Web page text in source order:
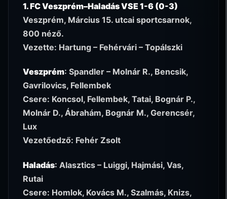
1. FC Veszprém–Haladás VSE 1-6 (0-3)
Veszprém, Március 15. utcai sportcsarnok,
800 néző.
Vezette: Hartung – Fehérvári – Topálszki
Veszprém: Spandler – Molnár R., Bencsik,
Gavrilovics, Fellembek
Csere: Koncsol, Fellembek, Tatai, Bognár P.,
Molnár D., Ábrahám, Bognár M., Gerencsér,
Lux
Vezetőedző: Fehér Zsolt
Haladás: Alasztics – Luiggi, Hajmási, Vas,
Rutai
Csere: Homlok, Kovács M., Szalmás, Knizs,